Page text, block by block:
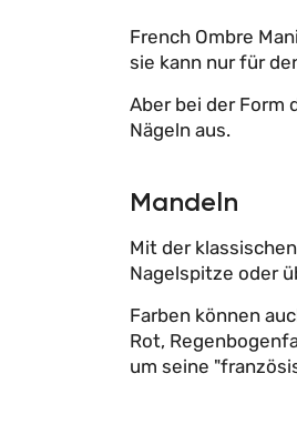
French Ombre
sie kann nur für
Aber bei der Form
Nägeln aus.
Mandeln
Mit der
Nagelspitze oder
Farben können
Rot,
um seine